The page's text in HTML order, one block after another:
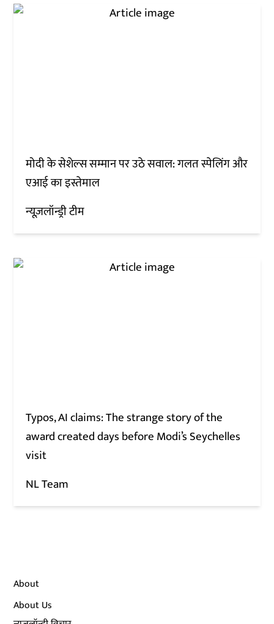
मोदी के सेशेल्स सम्मान पर उठे सवाल: गलत स्पेलिंग और
एआई का इस्तेमाल
न्यूज़लॉन्ड्री टीम
Typos, AI claims: The strange story of the
award created days before Modi’s Seychelles
visit
NL Team
About
About Us